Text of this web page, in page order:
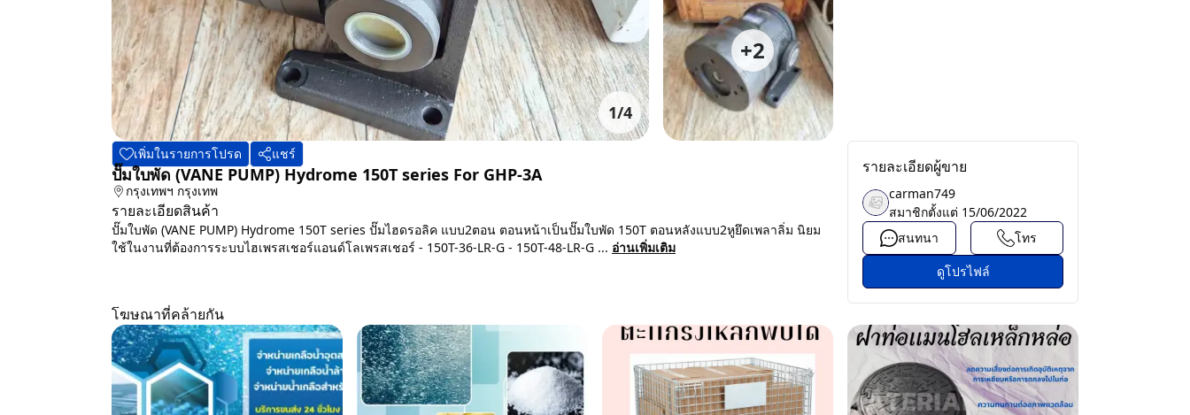
1/4
+2
เพิ่มในรายการโปรด แชร์
ปั๊มใบพัด (VANE PUMP) Hydrome 150T series For GHP-3A
กรุงเทพฯ กรุงเทพ
รายละเอียดสินค้า
ปั๊มใบพัด (VANE PUMP) Hydrome 150T series ปั๊มไฮดรอลิค แบบ2ตอน ตอนหน้าเป็นปั๊มใบพัด 150T ตอนหลังแบบ2หูยึดเพลาลิ่ม นิยม
ใช้ในงานที่ต้องการระบบไฮเพรสเชอร์แอนด์โลเพรสเชอร์ - 150T-36-LR-G - 150T-48-LR-G ... อ่านเพิ่มเติม
รายละเอียดผู้ขาย
carman749
สมาชิกตั้งแต่ 15/06/2022
สนทนา
โทร
ดูโปรไฟล์
โฆษณาที่คล้ายกัน